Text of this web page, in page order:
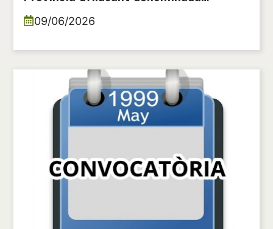
Campanya de difusió de Música i
Teatre, anualitat 2026.
09/06/2026